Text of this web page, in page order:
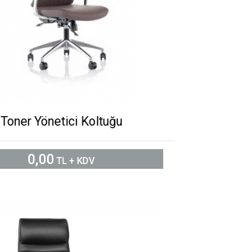
Toner Yönetici Koltuğu
0,00 TL + KDV